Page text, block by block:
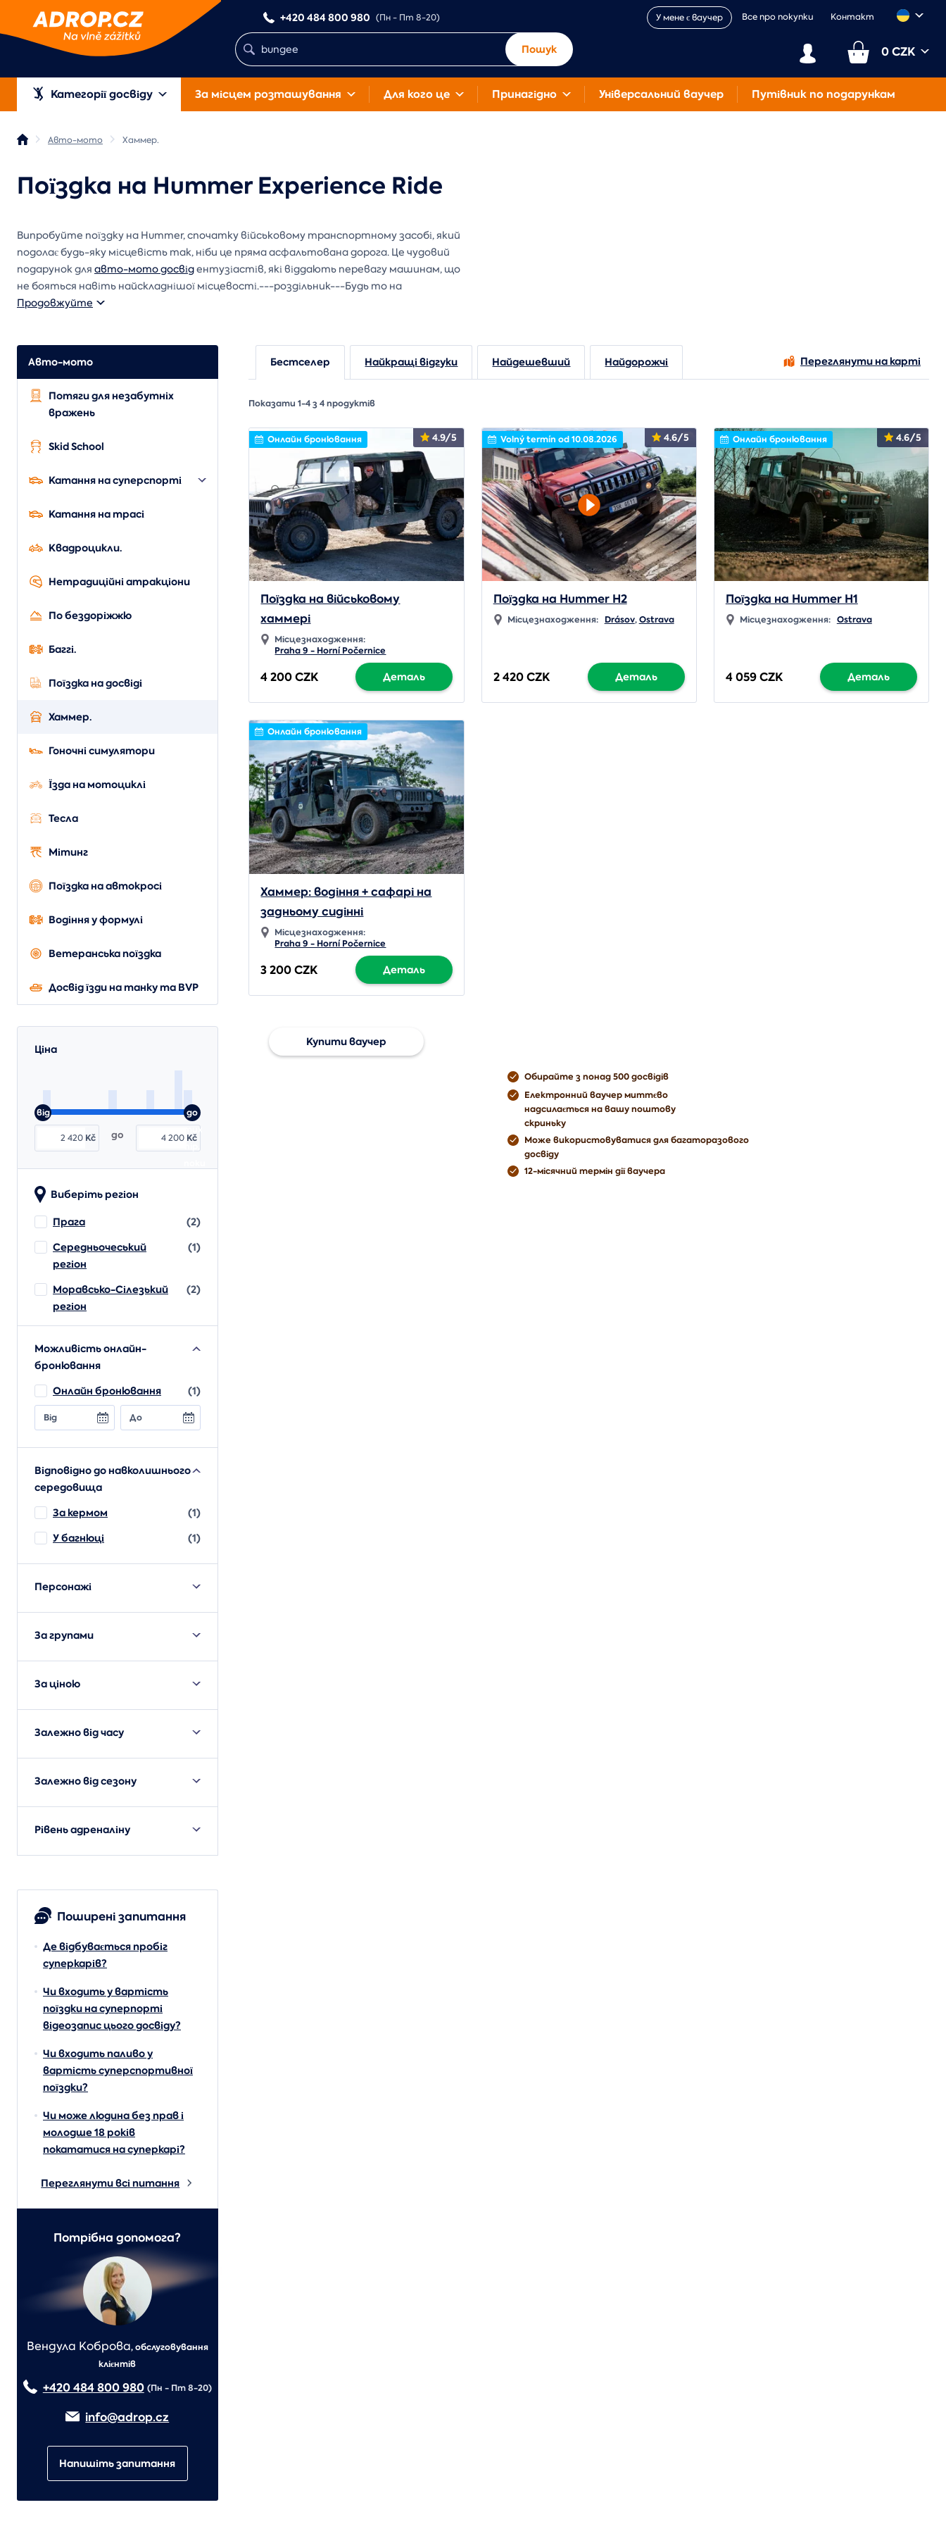
+420 484 800 980 (Пн - Пт 8-20) У мене є ваучер Все про покупки Контакт
Пошук 0 CZK
Категорії досвіду За місцем розташування Для кого це Принагідно Універсальний ваучер Путівник по подарункам
Авто-мото Хаммер.
Поїздка на Hummer Experience Ride
Випробуйте поїздку на Hummer, спочатку військовому транспортному засобі, який
подолає будь-яку місцевість так, ніби це пряма асфальтована дорога. Це чудовий
подарунок для авто-мото досвідентузіастів, які віддають перевагу машинам, що
не бояться навіть найскладнішої місцевості.---роздільник---Будь то на
Продовжуйте
Авто-мото
Потяги для незабутніх
вражень
Skid School
Катання на суперспорті
Катання на трасі
Квадроцикли.
Нетрадиційні атракціони
По бездоріжжю
Баггі.
Поїздка на досвіді
Хаммер.
Гоночні симулятори
Їзда на мотоциклі
Тесла
Мітинг
Поїздка на автокросі
Водіння у формулі
Ветеранська поїздка
Досвід їзди на танку та BVP
Ціна
від
до
тих
Kč Kč
до
Виберіть регіон
Прага
(2)
Середньочеський
регіон
(1)
Моравсько-Сілезький
регіон
(2)
Можливість онлайн-
бронювання
Онлайн бронювання
(1)
Від До
Відповідно до навколишнього
середовища
За кермом
(1)
У багнюці
(1)
Персонажі
За групами
За ціною
Залежно від часу
Залежно від сезону
Рівень адреналіну
Поширені запитання
Де відбувається пробіг
суперкарів?
Чи входить у вартість
поїздки на суперпорті
відеозапис цього досвіду?
Чи входить паливо у
вартість суперспортивної
поїздки?
Чи може людина без прав і
молодше 18 років
покататися на суперкарі?
Переглянути всі питання
Потрібна допомога?
Вендула Коброва,обслуговування
клієнтів
+420 484 800 980 (Пн - Пт 8-20)
info@adrop.cz
Напишіть запитання
Переглянути на карті
Бестселер Найкращі відгуки Найдешевший Найдорожчі
Показати 1-4 з 4 продуктів
4.9/5
Онлайн бронювання
Поїздка на військовому
хаммері
Місцезнаходження:
Praha 9 - Horní Počernice
4 200 CZK Деталь
4.6/5
Volný termín od 10.08.2026
Поїздка на Hummer H2
Місцезнаходження: Drásov,Ostrava
2 420 CZK Деталь
4.6/5
Онлайн бронювання
Поїздка на Hummer H1
Місцезнаходження: Ostrava
4 059 CZK Деталь
Онлайн бронювання
Хаммер: водіння + сафарі на
задньому сидінні
Місцезнаходження:
Praha 9 - Horní Počernice
3 200 CZK Деталь
Обирайте з понад 500 досвідів
Електронний ваучер миттєво
надсилається на вашу поштову
скриньку
Може використовуватися для багаторазового
досвіду
12-місячний термін дії ваучера
Купити ваучер